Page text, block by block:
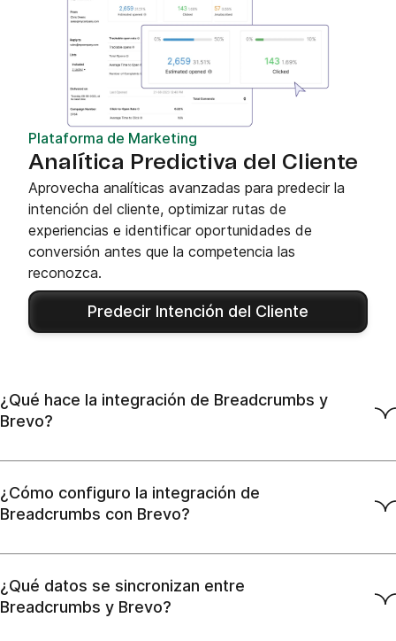
Plataforma de Marketing
Analítica Predictiva del Cliente
Aprovecha analíticas avanzadas para predecir la
intención del cliente, optimizar rutas de
experiencias e identificar oportunidades de
conversión antes que la competencia las
reconozca.
Predecir Intención del Cliente
¿Qué hace la integración de Breadcrumbs y
Brevo?
¿Cómo configuro la integración de
Breadcrumbs con Brevo?
¿Qué datos se sincronizan entre
Breadcrumbs y Brevo?